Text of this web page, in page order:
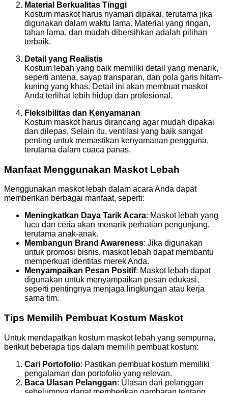
Material Berkualitas Tinggi
Kostum maskot harus nyaman dipakai, terutama jika
digunakan dalam waktu lama. Material yang ringan,
tahan lama, dan mudah dibersihkan adalah pilihan
terbaik.
Detail yang Realistis
Kostum lebah yang baik memiliki detail yang menarik,
seperti antena, sayap transparan, dan pola garis hitam-
kuning yang khas. Detail ini akan membuat maskot
Anda terlihat lebih hidup dan profesional.
Fleksibilitas dan Kenyamanan
Kostum maskot harus dirancang agar mudah dipakai
dan dilepas. Selain itu, ventilasi yang baik sangat
penting untuk memastikan kenyamanan pengguna,
terutama dalam cuaca panas.
Manfaat Menggunakan Maskot Lebah
Menggunakan maskot lebah dalam acara Anda dapat
memberikan berbagai manfaat, seperti:
Meningkatkan Daya Tarik Acara: Maskot lebah yang
lucu dan ceria akan menarik perhatian pengunjung,
terutama anak-anak.
Membangun Brand Awareness: Jika digunakan
untuk promosi bisnis, maskot lebah dapat membantu
memperkuat identitas merek Anda.
Menyampaikan Pesan Positif: Maskot lebah dapat
digunakan untuk menyampaikan pesan edukasi,
seperti pentingnya menjaga lingkungan atau kerja
sama tim.
Tips Memilih Pembuat Kostum Maskot
Untuk mendapatkan kostum maskot lebah yang sempurna,
berikut beberapa tips dalam memilih pembuat kostum:
Cari Portofolio: Pastikan pembuat kostum memiliki
pengalaman dan portofolio yang relevan.
Baca Ulasan Pelanggan: Ulasan dari pelanggan